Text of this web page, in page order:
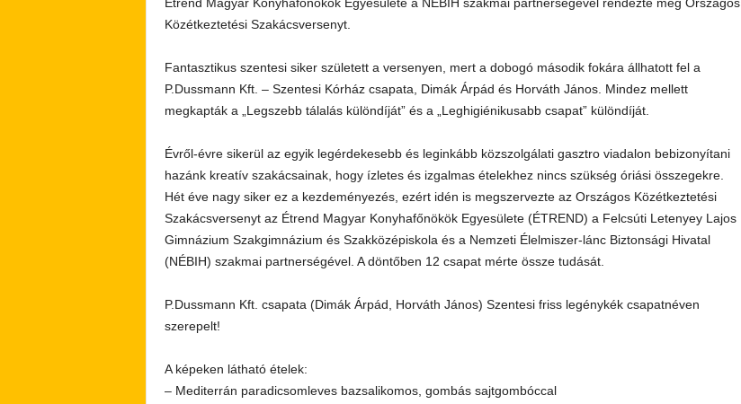
Közétkeztetési Szakácsversenyt.
Fantasztikus szentesi siker született a versenyen, mert a dobogó második fokára állhatott fel a
P.Dussmann Kft. – Szentesi Kórház csapata, Dimák Árpád és Horváth János. Mindez mellett
megkapták a „Legszebb tálalás különdíját” és a „Leghigiénikusabb csapat” különdíját.
Évről-évre sikerül az egyik legérdekesebb és leginkább közszolgálati gasztro viadalon bebizonyítani
hazánk kreatív szakácsainak, hogy ízletes és izgalmas ételekhez nincs szükség óriási összegekre.
Hét éve nagy siker ez a kezdeményezés, ezért idén is megszervezte az Országos Közétkeztetési
Szakácsversenyt az Étrend Magyar Konyhafőnökök Egyesülete (ÉTREND) a Felcsúti Letenyey Lajos
Gimnázium Szakgimnázium és Szakközépiskola és a Nemzeti Élelmiszer-lánc Biztonsági Hivatal
(NÉBIH) szakmai partnerségével. A döntőben 12 csapat mérte össze tudását.
P.Dussmann Kft. csapata (Dimák Árpád, Horváth János) Szentesi friss legénykék csapatnéven
szerepelt!
A képeken látható ételek:
– Mediterrán paradicsomleves bazsalikomos, gombás sajtgombóccal